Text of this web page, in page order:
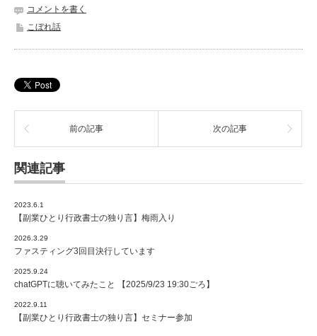
コメントを書く
こぼれ話
前の記事 次の記事
関連記事
2023.6.1
【副業ひとり行政書士の独り言】梅雨入り
2026.3.29
ファスティング3回目決行しています
2025.9.24
chatGPTに聴いてみたこと 【2025/9/23 19:30ごろ】
2022.9.11
【副業ひとり行政書士の独り言】セミナー参加